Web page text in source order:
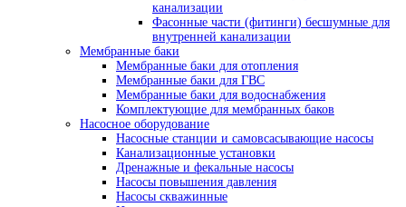
канализации
Фасонные части (фитинги) бесшумные для
внутренней канализации
Мембранные баки
Мембранные баки для отопления
Мембранные баки для ГВС
Мембранные баки для водоснабжения
Комплектующие для мембранных баков
Насосное оборудование
Насосные станции и самовсасывающие насосы
Канализационные установки
Дренажные и фекальные насосы
Насосы повышения давления
Насосы скважинные